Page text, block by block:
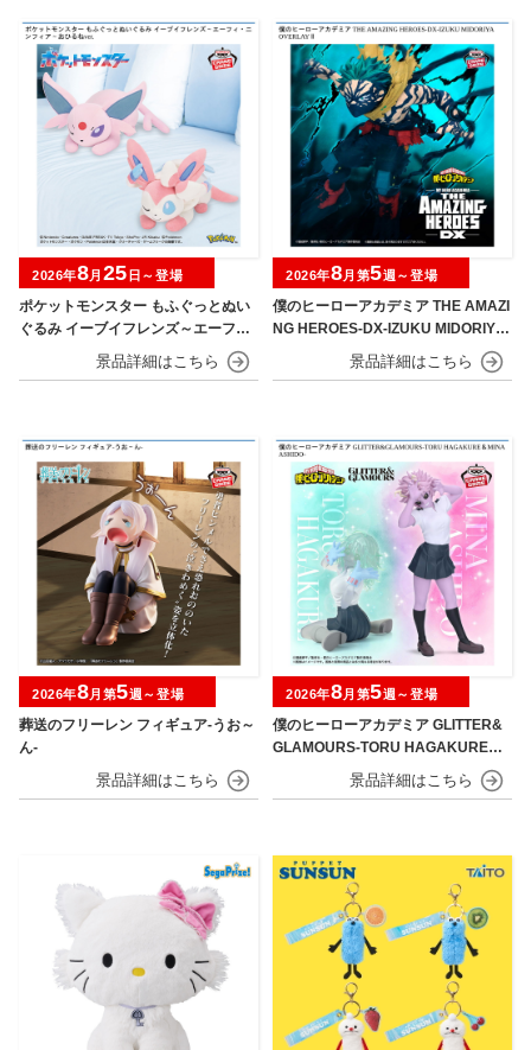
ポケットモンスター もふぐっとぬい
ぐるみ イーブイフレンズ～エーフ
ィ・ニンフィア～おひるねver.
2026年8月 25 日～登場
僕のヒーローアカデミア THE AMAZI
NG HEROES-DX-IZUKU MIDORIYA
OVERLAY Ⅱ
2026年8月第5週～登場
葬送のフリーレン フィギュア-うお～
ん-
2026年8月第5週～登場
僕のヒーローアカデミア GLITTER&
GLAMOURS-TORU HAGAKURE＆
MINA ASHIDO-
2026年8月第5週～登場